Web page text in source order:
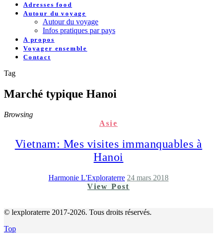
Adresses food
Autour du voyage
Autour du voyage
Infos pratiques par pays
A propos
Voyager ensemble
Contact
Tag
Marché typique Hanoi
Browsing
Asie
Vietnam: Mes visites immanquables à
Hanoi
Harmonie L'Exploraterre 24 mars 2018
View Post
© lexploraterre 2017-2026. Tous droits réservés.
Top